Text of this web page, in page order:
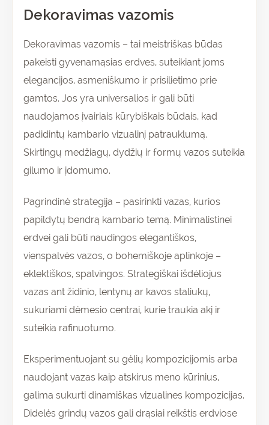
Dekoravimas vazomis
Dekoravimas vazomis – tai meistriškas būdas
pakeisti gyvenamąsias erdves, suteikiant joms
elegancijos, asmeniškumo ir prisilietimo prie
gamtos. Jos yra universalios ir gali būti
naudojamos įvairiais kūrybiškais būdais, kad
padidintų kambario vizualinį patrauklumą.
Skirtingų medžiagų, dydžių ir formų vazos suteikia
gilumo ir įdomumo.
Pagrindinė strategija – pasirinkti vazas, kurios
papildytų bendrą kambario temą. Minimalistinei
erdvei gali būti naudingos elegantiškos,
vienspalvės vazos, o bohemiškoje aplinkoje –
eklektiškos, spalvingos. Strategiškai išdėliojus
vazas ant židinio, lentynų ar kavos staliukų,
sukuriami dėmesio centrai, kurie traukia akį ir
suteikia rafinuotumo.
Eksperimentuojant su gėlių kompozicijomis arba
naudojant vazas kaip atskirus meno kūrinius,
galima sukurti dinamiškas vizualines kompozicijas.
Didelės grindų vazos gali drąsiai reikštis erdviose